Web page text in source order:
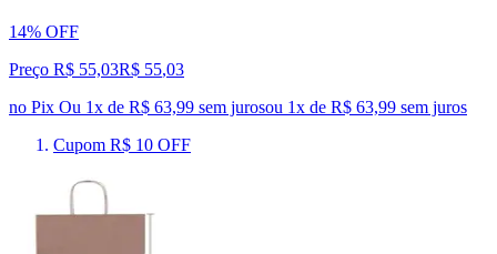
14% OFF
Preço R$ 55,03R$ 55,03
no Pix Ou 1x de R$ 63,99 sem jurosou 1x de R$ 63,99 sem juros
Cupom R$ 10 OFF